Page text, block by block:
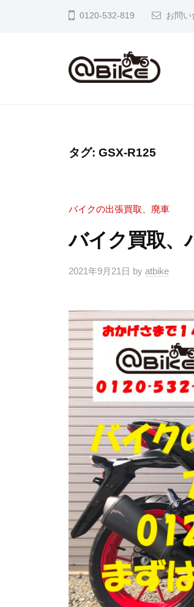
0120-532-819 お問い
の
買
取
門
ア
ッ
ト
バ
イ
ク
都
の
イ
張
買
取
り
・
引
取
り
・
廃
車
な
ら
タグ: GSX-R125
バイクの出張買取、廃車
バイク買取
2021年9月21日 by atbike
イ
出
張
門
ッ
バ
ク